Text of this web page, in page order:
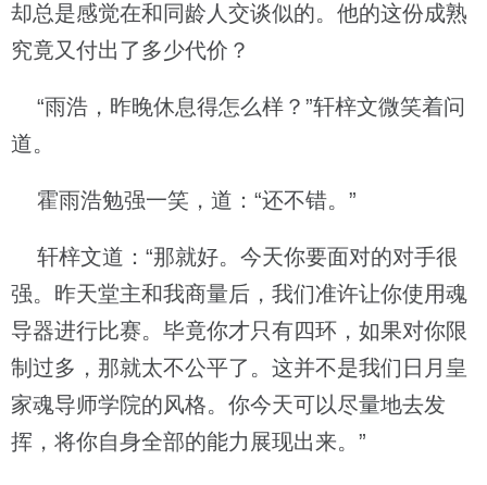
却总是感觉在和同龄人交谈似的。他的这份成熟
究竟又付出了多少代价？
“雨浩，昨晚休息得怎么样？”轩梓文微笑着问
道。
霍雨浩勉强一笑，道：“还不错。”
轩梓文道：“那就好。今天你要面对的对手很
强。昨天堂主和我商量后，我们准许让你使用魂
导器进行比赛。毕竟你才只有四环，如果对你限
制过多，那就太不公平了。这并不是我们日月皇
家魂导师学院的风格。你今天可以尽量地去发
挥，将你自身全部的能力展现出来。”